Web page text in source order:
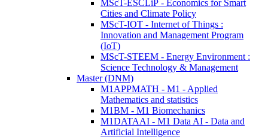
MScT-ESCLiP - Economics for Smart
Cities and Climate Policy
MScT-IOT - Internet of Things :
Innovation and Management Program
(IoT)
MScT-STEEM - Energy Environment :
Science Technology & Management
Master (DNM)
M1APPMATH - M1 - Applied
Mathematics and statistics
M1BM - M1 Biomechanics
M1DATAAI - M1 Data AI - Data and
Artificial Intelligence